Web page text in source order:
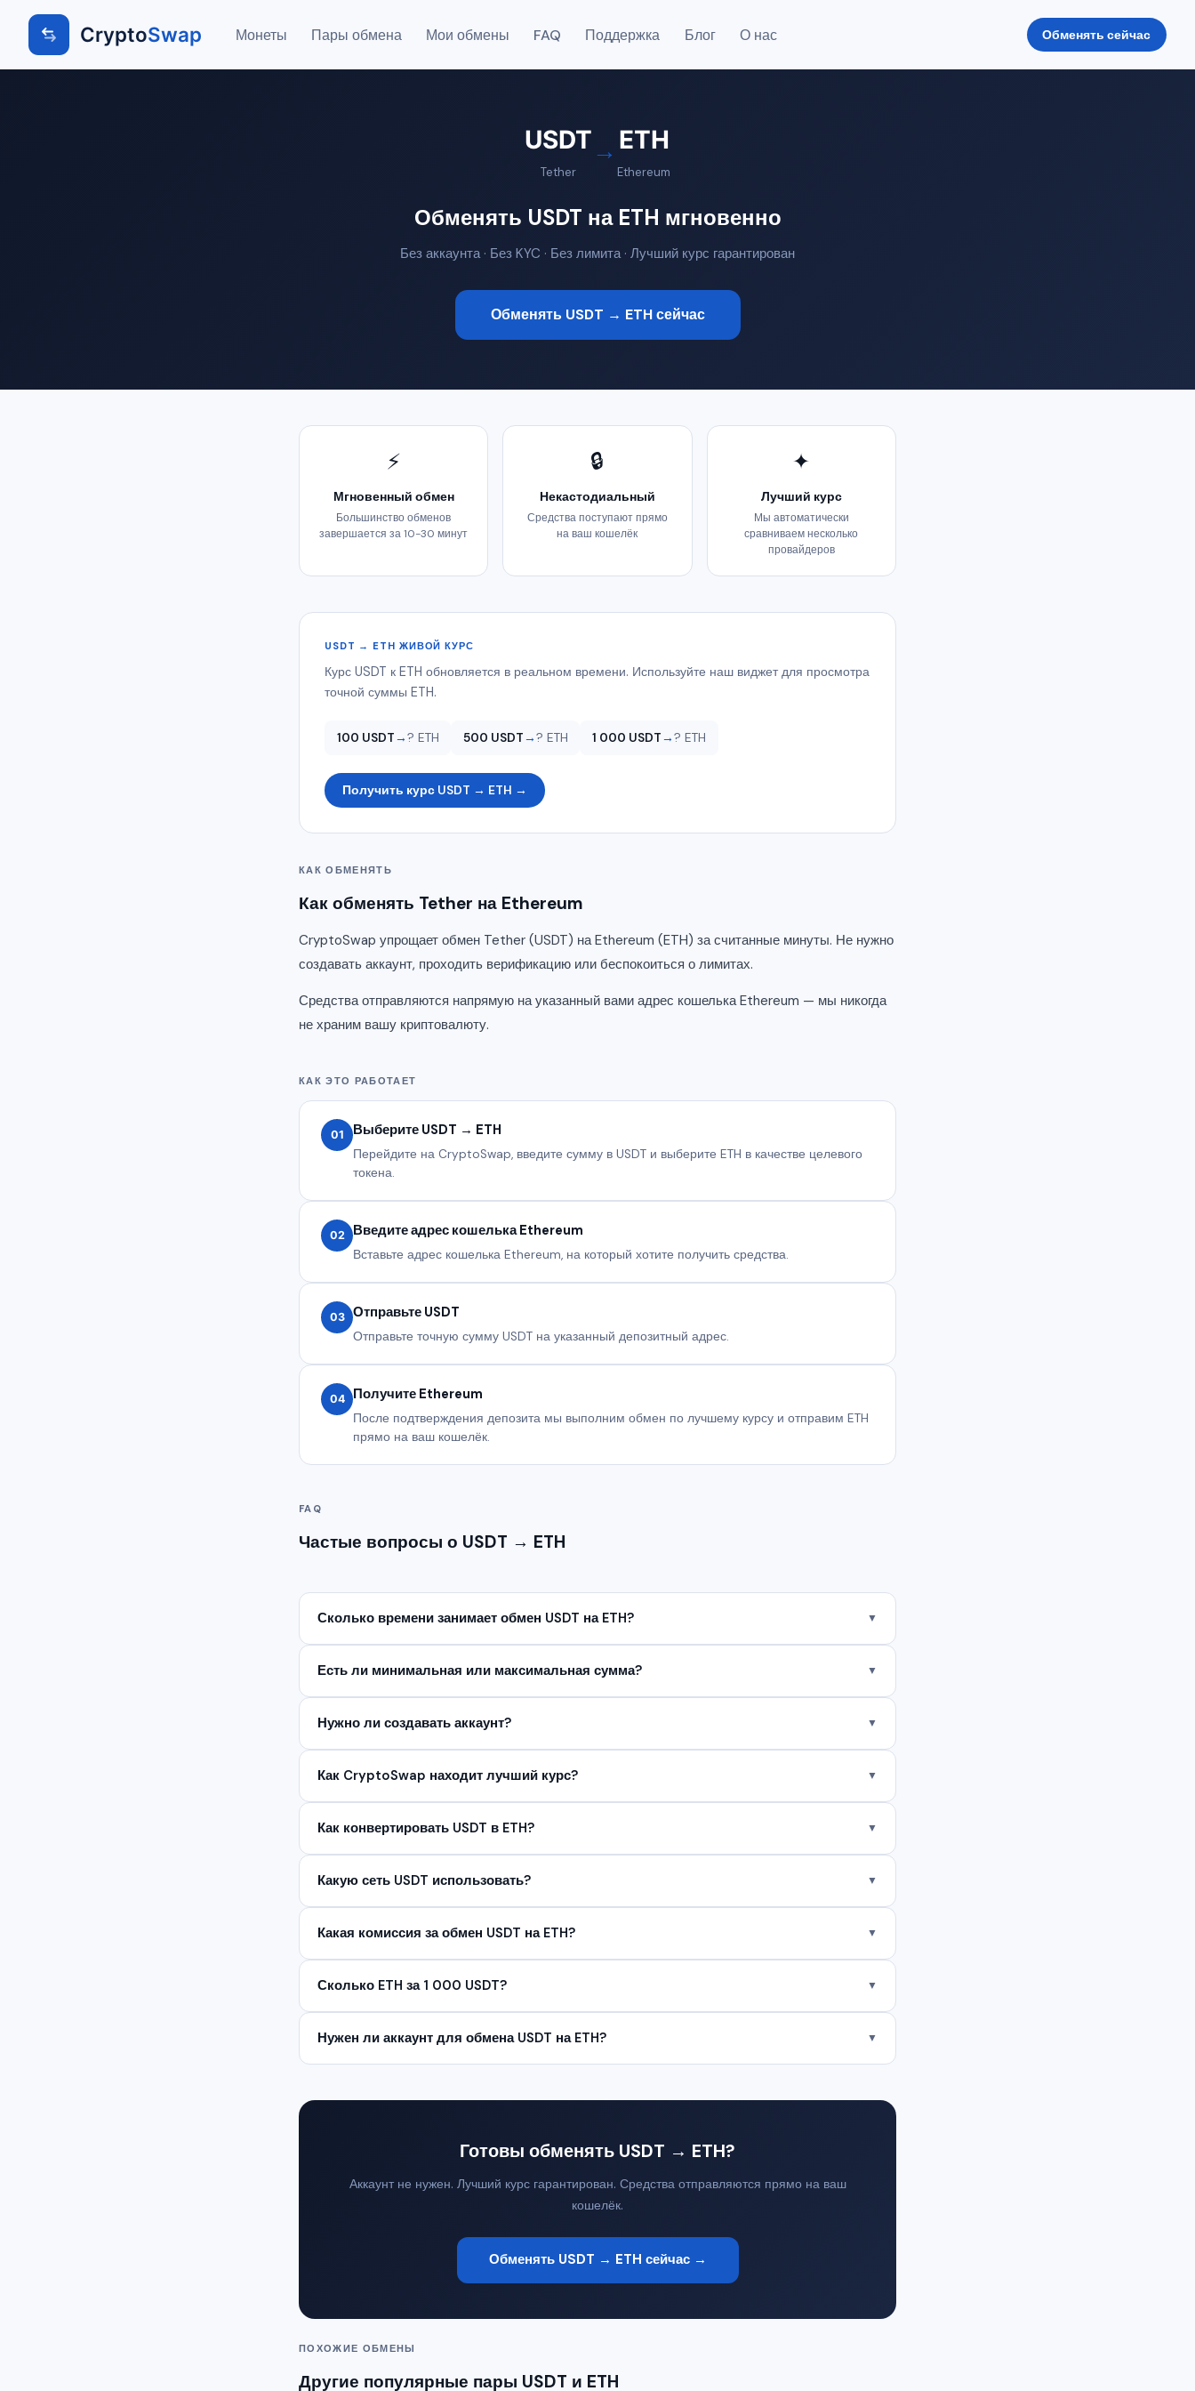
CryptoSwap Монеты Пары обмена Мои обмены FAQ Поддержка Блог О нас Обменять сейчас
USDT
Tether
→ ETH
Ethereum
Обменять USDT на ETH мгновенно
Без аккаунта · Без KYC · Без лимита · Лучший курс гарантирован
Обменять USDT → ETH сейчас
⚡
Мгновенный обмен
Большинство обменов
завершается за 10-30 минут
🔒
Некастодиальный
Средства поступают прямо
на ваш кошелёк
✦
Лучший курс
Мы автоматически
сравниваем несколько
провайдеров
USDT → ETH ЖИВОЙ КУРС
Курс USDT к ETH обновляется в реальном времени. Используйте наш виджет для просмотра
точной суммы ETH.
100 USDT→? ETH 500 USDT→? ETH 1 000 USDT→? ETH
Получить курс USDT → ETH →
КАК ОБМЕНЯТЬ
Как обменять Tether на Ethereum
CryptoSwap упрощает обмен Tether (USDT) на Ethereum (ETH) за считанные минуты. Не нужно
создавать аккаунт, проходить верификацию или беспокоиться о лимитах.
Средства отправляются напрямую на указанный вами адрес кошелька Ethereum — мы никогда
не храним вашу криптовалюту.
КАК ЭТО РАБОТАЕТ
01 Выберите USDT → ETH
Перейдите на CryptoSwap, введите сумму в USDT и выберите ETH в качестве целевого
токена.
02 Введите адрес кошелька Ethereum
Вставьте адрес кошелька Ethereum, на который хотите получить средства.
03 Отправьте USDT
Отправьте точную сумму USDT на указанный депозитный адрес.
04 Получите Ethereum
После подтверждения депозита мы выполним обмен по лучшему курсу и отправим ETH
прямо на ваш кошелёк.
FAQ
Частые вопросы о USDT → ETH
Сколько времени занимает обмен USDT на ETH? ▼
Есть ли минимальная или максимальная сумма? ▼
Нужно ли создавать аккаунт? ▼
Как CryptoSwap находит лучший курс? ▼
Как конвертировать USDT в ETH? ▼
Какую сеть USDT использовать? ▼
Какая комиссия за обмен USDT на ETH? ▼
Сколько ETH за 1 000 USDT? ▼
Нужен ли аккаунт для обмена USDT на ETH? ▼
Готовы обменять USDT → ETH?
Аккаунт не нужен. Лучший курс гарантирован. Средства отправляются прямо на ваш
кошелёк.
Обменять USDT → ETH сейчас →
ПОХОЖИЕ ОБМЕНЫ
Другие популярные пары USDT и ETH